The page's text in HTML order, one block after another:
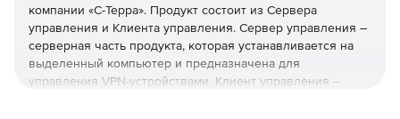
компании «С-Терра». Продукт состоит из Сервера
управления и Клиента управления. Сервер управления –
серверная часть продукта, которая устанавливается на
выделенный компьютер и предназначена для
управления VPN-устройствами. Клиент управления –